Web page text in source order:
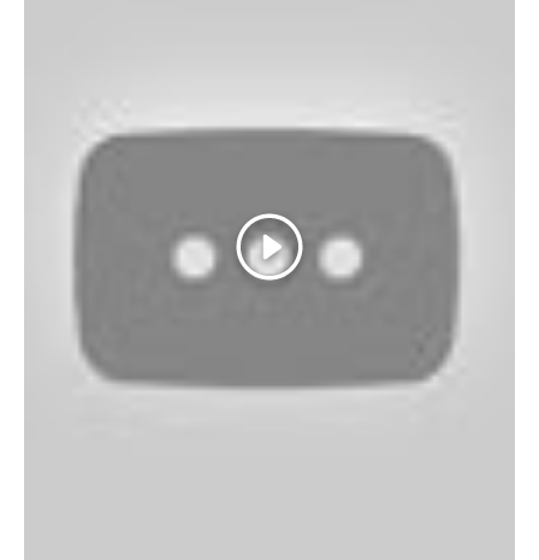
Abspielen